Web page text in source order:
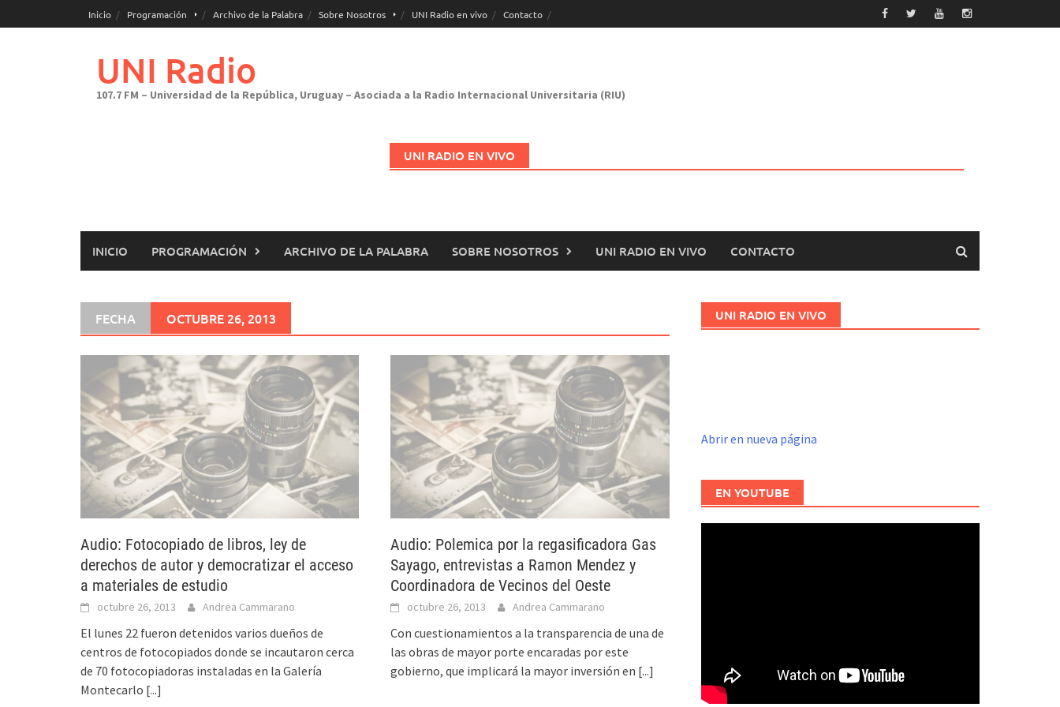
al
Inicio Programación Archivo de la Palabra Sobre Nosotros UNI Radio en vivo Contacto
UNI Radio
107.7 FM – Universidad de la República, Uruguay – Asociada a la Radio Internacional Universitaria (RIU)
UNI RADIO EN VIVO
INICIO PROGRAMACIÓN ARCHIVO DE LA PALABRA SOBRE NOSOTROS UNI RADIO EN VIVO CONTACTO
FECHA OCTUBRE 26, 2013
Audio: Fotocopiado de libros, ley de
derechos de autor y democratizar el acceso
a materiales de estudio
octubre 26, 2013 Andrea Cammarano
El lunes 22 fueron detenidos varios dueños de
centros de fotocopiados donde se incautaron cerca
de 70 fotocopiadoras instaladas en la Galería
Montecarlo [...]
Audio: Polemica por la regasificadora Gas
Sayago, entrevistas a Ramon Mendez y
Coordinadora de Vecinos del Oeste
octubre 26, 2013 Andrea Cammarano
Con cuestionamientos a la transparencia de una de
las obras de mayor porte encaradas por este
gobierno, que implicará la mayor inversión en [...]
UNI RADIO EN VIVO
Abrir en nueva página
EN YOUTUBE